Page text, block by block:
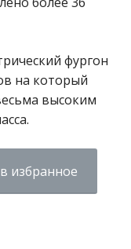
фургон
на который
высоким
избранное